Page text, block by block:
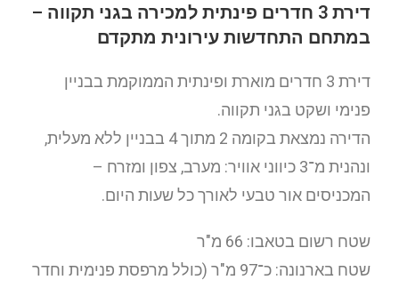
דירת 3 חדרים פינתית למכירה בגני תקווה –
במתחם התחדשות עירונית מתקדם
דירת 3 חדרים מוארת ופינתית הממוקמת בבניין
פנימי ושקט בגני תקווה.
הדירה נמצאת בקומה 2 מתוך 4 בבניין ללא מעלית,
ונהנית מ־3 כיווני אוויר: מערב, צפון ומזרח –
המכניסים אור טבעי לאורך כל שעות היום.
שטח רשום בטאבו: 66 מ"ר
שטח בארנונה: כ־97 מ"ר (כולל מרפסת פנימית וחדר